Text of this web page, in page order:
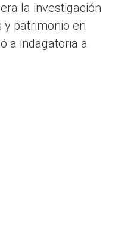
la investigación
y patrimonio en
a indagatoria a